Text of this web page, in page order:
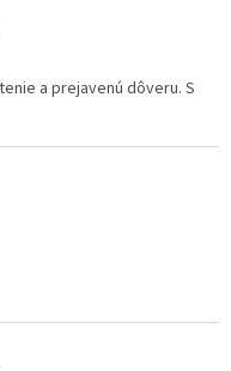
a prejavenú dôveru. S